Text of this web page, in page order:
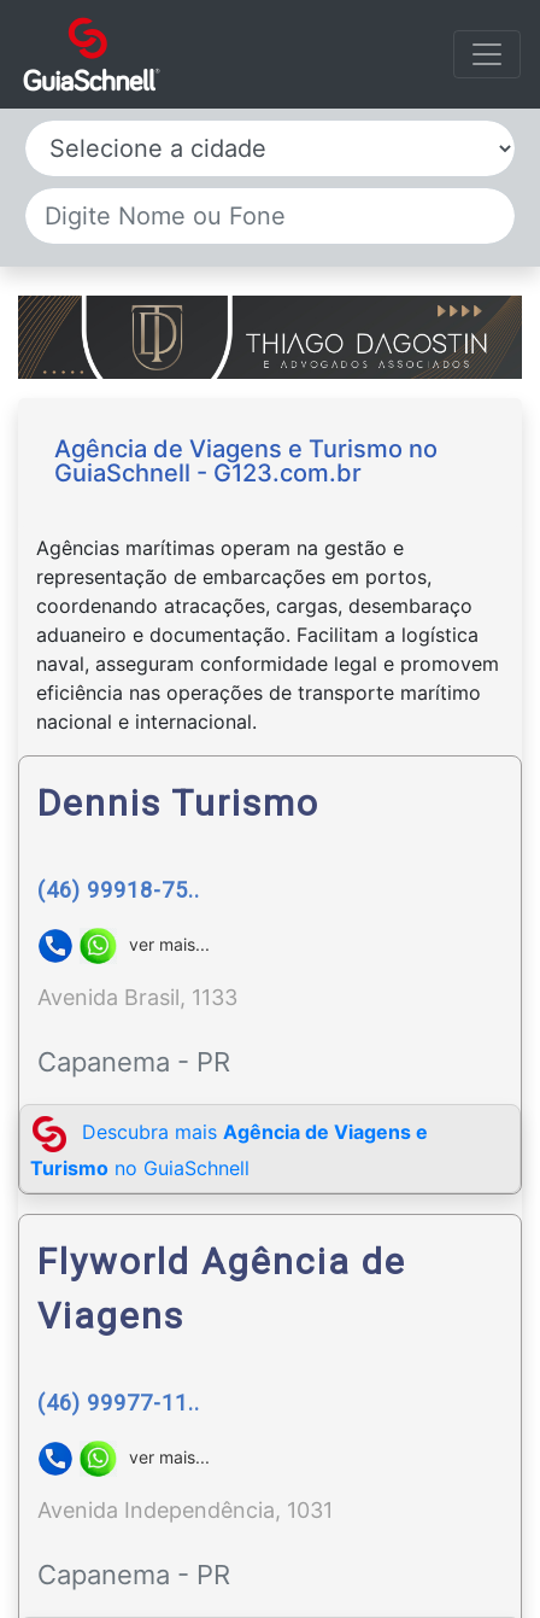
Selecione a cidade
Agência de Viagens e Turismo no
GuiaSchnell - G123.com.br
Agências marítimas operam na gestão e
representação de embarcações em portos,
coordenando atracações, cargas, desembaraço
aduaneiro e documentação. Facilitam a logística
naval, asseguram conformidade legal e promovem
eficiência nas operações de transporte marítimo
nacional e internacional.
Dennis Turismo
(46) 99918-75..
ver mais...
Avenida Brasil, 1133
Capanema - PR
Descubra mais Agência de Viagens e
Turismo no GuiaSchnell
Flyworld Agência de
Viagens
(46) 99977-11..
ver mais...
Avenida Independência, 1031
Capanema - PR